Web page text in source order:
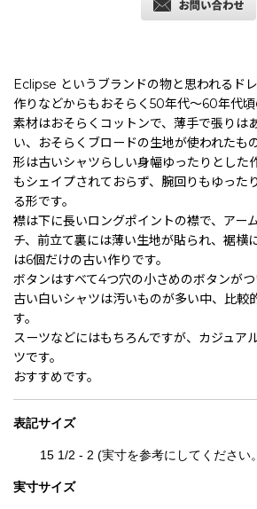
Eclipse というブランドの物と思われるドレ
作りなどからもおそらく50年代〜60年代頃
素材はおそらくコットンで、薄手で張りは
い、おそらくブロードの生地が使われたもの
形は古いシャツらしい身幅ゆったりとした
もシェイプされておらず、腕回りもゆった
る形です。
襟は下に長いロングポイントの襟で、アー
チ、前立て裏には薄い生地が貼られ、裾横
は6個だけの古い作りです。
ボタンはすべて4つ穴の小さめのボタンがつ
古い白いシャツは汚いものが多い中、比較
す。
スーツなどにはもちろんですが、カジュア
ツです。
おすすめです。
表記サイズ
15 1/2 - 2 (実寸を参考にしてください
実寸サイズ